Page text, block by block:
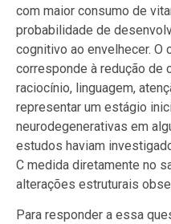
com maior consumo de
probabilidade de
cognitivo ao envelhecer.
corresponde à redução de
raciocínio, linguagem,
representar um estágio
neurodegenerativas em
estudos haviam
C medida diretamente no
alterações estruturais
Para responder a essa